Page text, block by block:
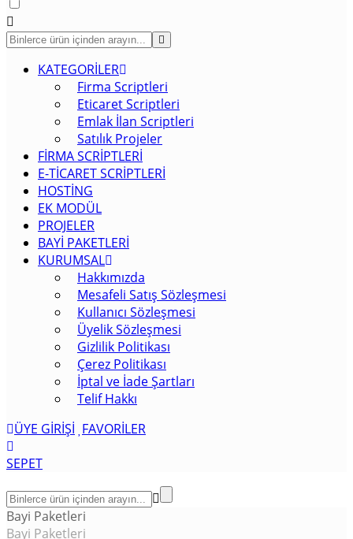
KATEGORİLER
Firma Scriptleri
Eticaret Scriptleri
Emlak İlan Scriptleri
Satılık Projeler
FİRMA SCRİPTLERİ
E-TİCARET SCRİPTLERİ
HOSTİNG
EK MODÜL
PROJELER
BAYİ PAKETLERİ
KURUMSAL
Hakkımızda
Mesafeli Satış Sözleşmesi
Kullanıcı Sözleşmesi
Üyelik Sözleşmesi
Gizlilik Politikası
Çerez Politikası
İptal ve İade Şartları
Telif Hakkı
ÜYE GİRİŞİ FAVORİLER
SEPET
Bayi Paketleri
Bayi Paketleri